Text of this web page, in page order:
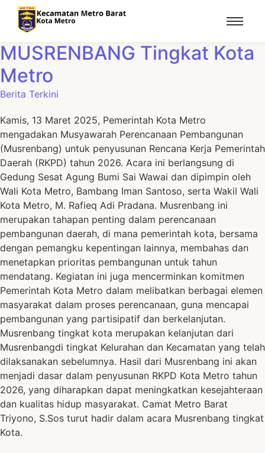
MUSRENBANG Tingkat Kota
Metro
Berita Terkini
Kamis, 13 Maret 2025, Pemerintah Kota Metro
mengadakan Musyawarah Perencanaan Pembangunan
(Musrenbang) untuk penyusunan Rencana Kerja Pemerintah
Daerah (RKPD) tahun 2026. Acara ini berlangsung di
Gedung Sesat Agung Bumi Sai Wawai dan dipimpin oleh
Wali Kota Metro, Bambang Iman Santoso, serta Wakil Wali
Kota Metro, M. Rafieq Adi Pradana. Musrenbang ini
merupakan tahapan penting dalam perencanaan
pembangunan daerah, di mana pemerintah kota, bersama
dengan pemangku kepentingan lainnya, membahas dan
menetapkan prioritas pembangunan untuk tahun
mendatang. Kegiatan ini juga mencerminkan komitmen
Pemerintah Kota Metro dalam melibatkan berbagai elemen
masyarakat dalam proses perencanaan, guna mencapai
pembangunan yang partisipatif dan berkelanjutan.
Musrenbang tingkat kota merupakan kelanjutan dari
Musrenbangdi tingkat Kelurahan dan Kecamatan yang telah
dilaksanakan sebelumnya. Hasil dari Musrenbang ini akan
menjadi dasar dalam penyusunan RKPD Kota Metro tahun
2026, yang diharapkan dapat meningkatkan kesejahteraan
dan kualitas hidup masyarakat. Camat Metro Barat
Triyono, S.Sos turut hadir dalam acara Musrenbang tingkat
Kota.